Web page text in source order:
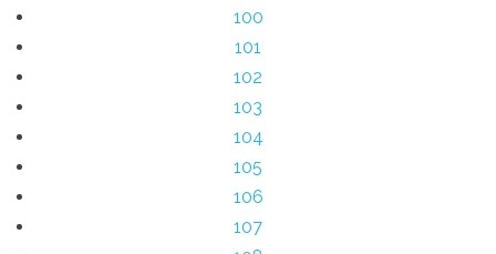
100
101
102
103
104
105
106
107